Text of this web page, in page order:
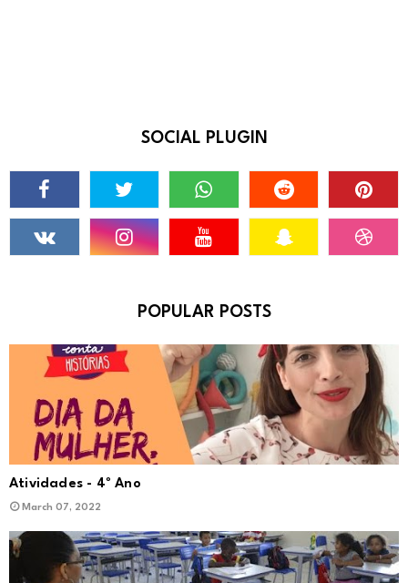
SOCIAL PLUGIN
POPULAR POSTS
Atividades - 4º Ano
March 07, 2022